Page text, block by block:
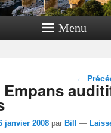
Menu
←
Empans
janvier 2008 par Bill —